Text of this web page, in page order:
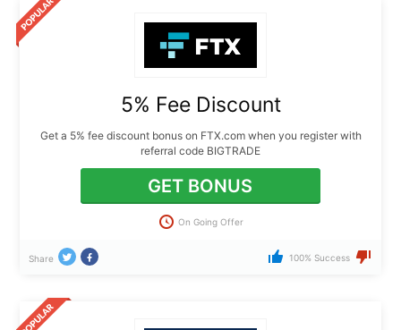
5% Fee Discount
Get a 5% fee discount bonus on FTX.com when you register with
referral code BIGTRADE
GET BONUS
On Going Offer
Share 100% Success